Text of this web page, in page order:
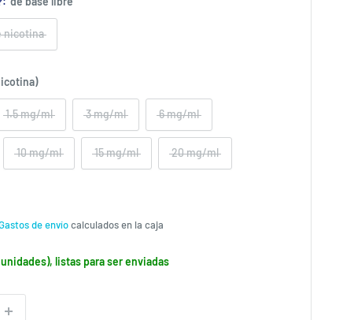
nicotina
1.5 mg/ml 3 mg/ml 6 mg/ml
10 mg/ml 15 mg/ml 20 mg/ml
de envíocalculados en la caja
listas para ser enviadas